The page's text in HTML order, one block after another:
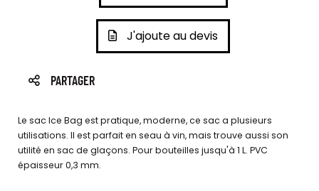
J'ajoute au devis
PARTAGER
Le sac Ice Bag est pratique, moderne, ce sac a plusieurs
utilisations. Il est parfait en seau à vin, mais trouve aussi son
utilité en sac de glaçons. Pour bouteilles jusqu'à 1 L. PVC
épaisseur 0,3 mm.